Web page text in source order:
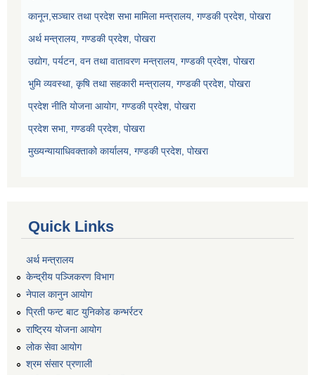
कानून,सञ्चार तथा प्रदेश सभा मामिला मन्त्रालय, गण्डकी प्रदेश, पोखरा
अर्थ मन्त्रालय, गण्डकी प्रदेश, पोखरा
उद्योग, पर्यटन, वन तथा वातावरण मन्त्रालय, गण्डकी प्रदेश, पोखरा
भुमि व्यवस्था, कृषि तथा सहकारी मन्त्रालय, गण्डकी प्रदेश, पोखरा
प्रदेश नीति योजना आयोग, गण्डकी प्रदेश, पोखरा
प्रदेश सभा, गण्डकी प्रदेश, पोखरा
मुख्यन्यायाधिवक्ताको कार्यालय, गण्डकी प्रदेश, पोखरा
Quick Links
अर्थ मन्त्रालय
केन्द्रीय पञ्जिकरण विभाग
नेपाल कानुन आयोग
प्रिती फन्ट बाट युनिकोड कन्भर्रटर
राष्ट्रिय योजना आयोग
लोक सेवा आयोग
श्रम संसार प्रणाली